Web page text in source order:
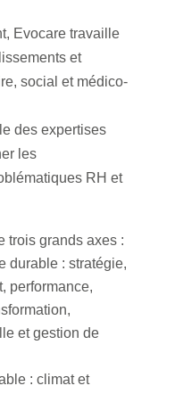
Evocare travaille
et
social et médico-
des expertises
les
RH et
trois grands axes :
durable : stratégie,
performance,
et gestion de
: climat et